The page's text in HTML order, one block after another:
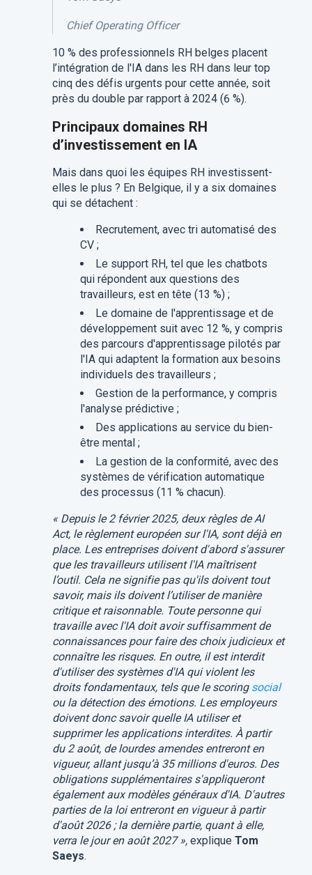
Chief Operating Officer
10 % des professionnels RH belges placent
l’intégration de l'IA dans les RH dans leur top
cinq des défis urgents pour cette année, soit
près du double par rapport à 2024 (6 %).
Principaux domaines RH
d’investissement en IA
Mais dans quoi les équipes RH investissent-
elles le plus ? En Belgique, il y a six domaines
qui se détachent :
Recrutement, avec tri automatisé des
CV ;
Le support RH, tel que les chatbots
qui répondent aux questions des
travailleurs, est en tête (13 %) ;
Le domaine de l'apprentissage et de
développement suit avec 12 %, y compris
des parcours d'apprentissage pilotés par
l'IA qui adaptent la formation aux besoins
individuels des travailleurs ;
Gestion de la performance, y compris
l'analyse prédictive ;
Des applications au service du bien-
être mental ;
La gestion de la conformité, avec des
systèmes de vérification automatique
des processus (11 % chacun).
« Depuis le 2 février 2025, deux règles de AI
Act, le règlement européen sur l'IA, sont déjà en
place. Les entreprises doivent d'abord s'assurer
que les travailleurs utilisent l'IA maîtrisent
l’outil. Cela ne signifie pas qu'ils doivent tout
savoir, mais ils doivent l’utiliser de manière
critique et raisonnable. Toute personne qui
travaille avec l'IA doit avoir suffisamment de
connaissances pour faire des choix judicieux et
connaître les risques. En outre, il est interdit
d'utiliser des systèmes d'IA qui violent les
droits fondamentaux, tels que le scoring social
ou la détection des émotions. Les employeurs
doivent donc savoir quelle IA utiliser et
supprimer les applications interdites. À partir
du 2 août, de lourdes amendes entreront en
vigueur, allant jusqu’à 35 millions d'euros. Des
obligations supplémentaires s'appliqueront
également aux modèles généraux d'IA. D'autres
parties de la loi entreront en vigueur à partir
d'août 2026 ; la dernière partie, quant à elle,
verra le jour en août 2027 », explique Tom
Saeys.​